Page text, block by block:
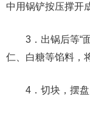
中用锅铲按压撑开
3．出锅后等“面
仁、白糖等馅料，
4．切块，摆盘